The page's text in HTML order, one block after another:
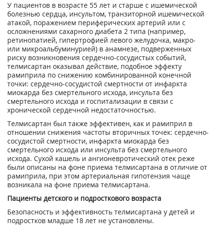
У пациентов в возрасте 55 лет и старше с ишемической
болезнью сердца, инсультом, транзиторной ишемической
атакой, поражением периферических артерий или с
осложнениями сахарного диабета 2 типа (например,
ретинопатией, гипертрофией левого желудочка, макро-
или микроальбуминурией) в анамнезе, подверженных
риску возникновения сердечно-сосудистых событий,
телмисартан оказывал действие, подобное эффекту
рамиприла по снижению комбинированной конечной
точки: сердечно-сосудистой смертности от инфаркта
миокарда без смертельного исхода, инсульта без
смертельного исхода и госпитализации в связи с
хронической сердечной недостаточностью.
Телмисартан был также эффективен, как и рамиприл в
отношении снижения частоты вторичных точек: сердечно-
сосудистой смертности, инфаркта миокарда без
смертельного исхода или инсульта без смертельного
исхода. Сухой кашель и ангионевротический отек реже
были описаны на фоне приема телмисартана в отличие от
рамиприла, при этом артериальная гипотензия чаще
возникала на фоне приема телмисартана.
Пациенты детского и подросткового возраста
Безопасность и эффективность телмисартана у детей и
подростков младше 18 лет не установлены.